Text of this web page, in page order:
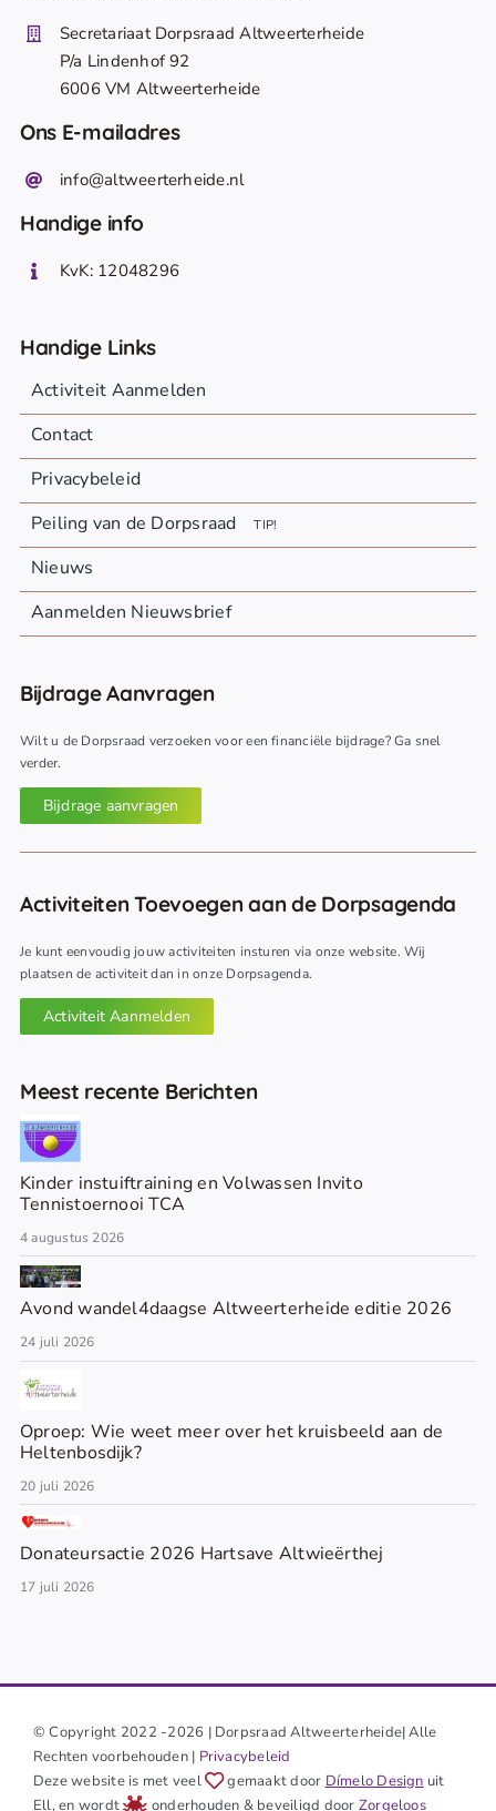
Secretariaat Dorpsraad Altweerterheide
P/a Lindenhof 92
6006 VM Altweerterheide
Ons E-mailadres
info@altweerterheide.nl
Handige info
KvK: 12048296
Handige Links
Activiteit Aanmelden
Contact
Privacybeleid
Peiling van de Dorpsraad
TIP!
Nieuws
Aanmelden Nieuwsbrief
Bijdrage Aanvragen
Wilt u de Dorpsraad verzoeken voor een financiële bijdrage? Ga snel
verder.
Bijdrage aanvragen
Activiteiten Toevoegen aan de Dorpsagenda
Je kunt eenvoudig jouw activiteiten insturen via onze website. Wij
plaatsen de activiteit dan in onze Dorpsagenda.
Activiteit Aanmelden
Meest recente Berichten
Kinder instuiftraining en Volwassen Invito
Tennistoernooi TCA
4 augustus 2026
Avond wandel4daagse Altweerterheide editie 2026
24 juli 2026
Oproep: Wie weet meer over het kruisbeeld aan de
Heltenbosdijk?
20 juli 2026
Donateursactie 2026 Hartsave Altwieërthej
17 juli 2026
© Copyright 2022 -2026 | Dorpsraad Altweerterheide| Alle
Rechten voorbehouden | Privacybeleid
Deze website is met veel
gemaakt door Dímelo Design uit
Ell, en wordt
onderhouden & beveiligd door Zorgeloos